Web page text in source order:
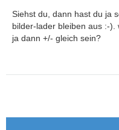
Siehst du, dann hast du ja
bilder-lader bleiben aus :-
ja dann +/- gleich sein?